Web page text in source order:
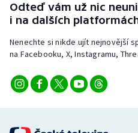
Odteď vám už nic
i na dalších
Nenechte si nikde ujít nejnovější
na Facebooku, X, Instagramu,